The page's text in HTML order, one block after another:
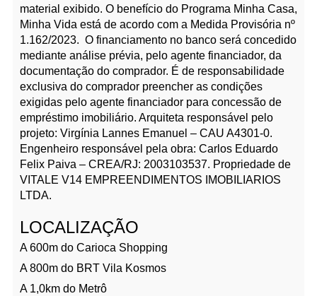
material exibido. O benefício do Programa Minha Casa,
Minha Vida está de acordo com a Medida Provisória nº
1.162/2023. O financiamento no banco será concedido
mediante análise prévia, pelo agente financiador, da
documentação do comprador. É de responsabilidade
exclusiva do comprador preencher as condições
exigidas pelo agente financiador para concessão de
empréstimo imobiliário. Arquiteta responsável pelo
projeto: Virgínia Lannes Emanuel – CAU A4301-0.
Engenheiro responsável pela obra: Carlos Eduardo
Felix Paiva – CREA/RJ: 2003103537. Propriedade de
VITALE V14 EMPREENDIMENTOS IMOBILIARIOS
LTDA.
LOCALIZAÇÃO
A 600m do Carioca Shopping
A 800m do BRT Vila Kosmos
A 1,0km do Metrô